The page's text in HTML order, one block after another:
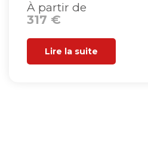
À partir de
317 €
Lire la suite